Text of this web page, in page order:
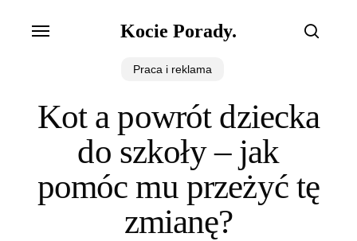
Kocie Porady.
Menu
Praca i reklama
Kot a powrót dziecka
do szkoły – jak
pomóc mu przeżyć tę
zmianę?